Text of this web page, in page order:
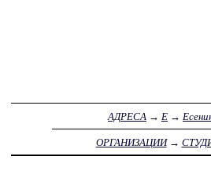
АДРЕСА → Е →
ОРГАНИЗАЦИИ→